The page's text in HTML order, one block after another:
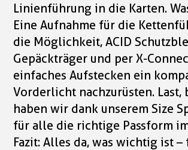
Linienführung in die Karten.
Eine Aufnahme für die
die Möglichkeit, ACID
Gepäckträger und per X-
einfaches Aufstecken ein
Vorderlicht nachzurüsten. Last,
haben wir dank unserem Size
für alle die richtige Passform
Fazit: Alles da, was wichtig ist –